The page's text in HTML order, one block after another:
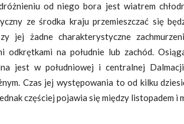
od niego bora jest wiatrem
ze środka kraju przemieszczać się
jej żadne charakterystyczne
odkrętkami na południe lub zachód.
jest w południowej i centralnej
Czas jej występowania to od kilku
częściej pojawia się między listopadem i